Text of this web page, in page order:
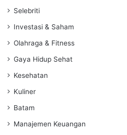
Selebriti
Investasi & Saham
Olahraga & Fitness
Gaya Hidup Sehat
Kesehatan
Kuliner
Batam
Manajemen Keuangan